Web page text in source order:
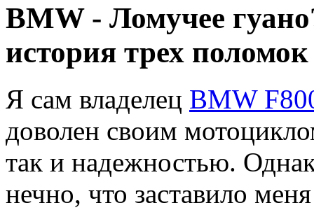
BMW - Ломучее
история трех
Я сам владелец BMW
доволен своим
так и надежностью.
нечно, что заставило